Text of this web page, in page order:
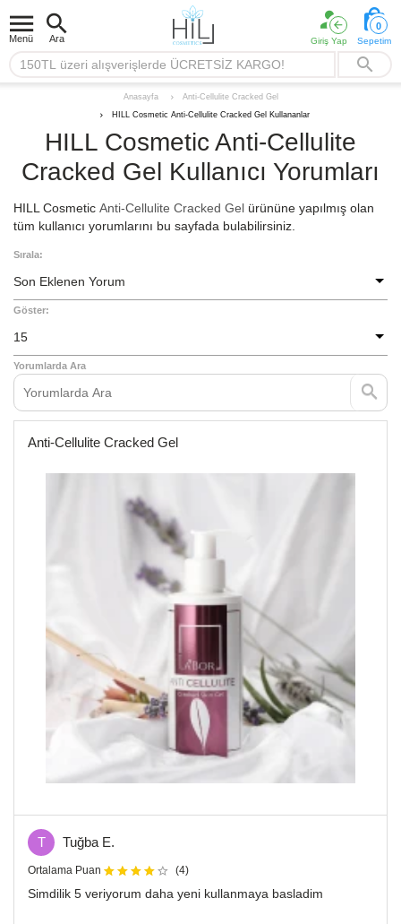
Menü Ara Giriş Yap
0
Sepetim
Anasayfa
Anti-Cellulite Cracked Gel
HILL Cosmetic Anti-Cellulite Cracked Gel Kullananlar
HILL Cosmetic Anti-Cellulite
Cracked Gel Kullanıcı Yorumları
HILL Cosmetic Anti-Cellulite Cracked Gel ürününe yapılmış olan
tüm kullanıcı yorumlarını bu sayfada bulabilirsiniz.
Sırala:
Son Eklenen Yorum
Göster:
15
Yorumlarda Ara
Anti-Cellulite Cracked Gel
T Tuğba E.
Ortalama Puan (4)
Simdilik 5 veriyorum daha yeni kullanmaya basladim